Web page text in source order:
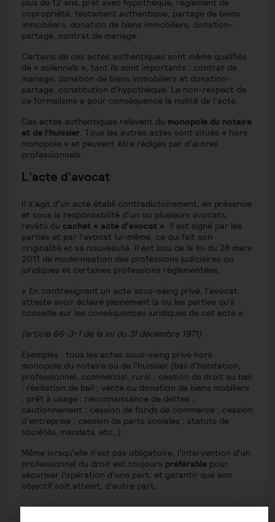
plus de 12 ans, prêt avec hypothèque, règlement de
copropriété, testament authentique, partage de biens
immobiliers, donation de biens immobiliers, donation-
partage, contrat de mariage.
Certains de ces actes authentiques sont même qualifiés
de « solennels », tant ils sont importants : contrat de
mariage, donation de biens immobiliers et donation-
partage, constitution d’hypothèque. Le non-respect de
ce formalisme a pour conséquence la nullité de l’acte.
Ces actes authentiques relèvent du monopole du notaire
et de l’huissier. Tous les autres actes sont situés « hors
monopole » et peuvent être rédigés par d’autres
professionnels.
L’acte d’avocat
Il s’agit d’un acte établi contradictoirement, en présence
et sous la responsabilité d’un ou plusieurs avocats,
revêtu du cachet « acte d’avocat ». Il est signé par les
parties et par l’avocat lui-même, ce qui fait son
originalité et sa nouveauté. Il est issu de la loi du 28 mars
2011 de modernisation des professions judiciaires ou
juridiques et certaines professions réglementées.
« En contresignant un acte sous-seing privé, l’avocat
atteste avoir éclairé pleinement la ou les parties qu’il
conseille sur les conséquences juridiques de cet acte »
(article 66-3-1 de la loi du 31 décembre 1971)
Exemples : tous les actes sous-seing privé hors
monopole du notaire ou de l’huissier (bail d’habitation,
professionnel, commercial, rural ; cession de droit au bail
; résiliation de bail ; vente ou donation de biens mobiliers
; prêt à usage ; reconnaissance de dettes ;
cautionnement ; cession de fonds de commerce ; cession
d’entreprise ; cession de parts sociales ; statuts de
sociétés, mandats, etc…)
Même lorsqu’elle n’est pas obligatoire, l’intervention d’un
professionnel du droit est toujours préférable pour
sécuriser l’opération d’une part, et garantir que son
objectif soit atteint, d’autre part.